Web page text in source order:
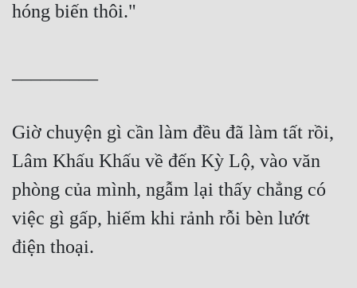
hóng biến thôi."
Giờ chuyện gì cần làm đều đã làm tất rồi,
Lâm Khấu Khấu về đến Kỳ Lộ, vào văn
phòng của mình, ngẫm lại thấy chẳng có
việc gì gấp, hiếm khi rảnh rỗi bèn lướt
điện thoại.